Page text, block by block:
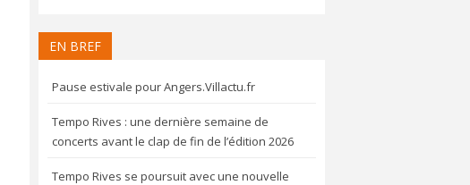
EN BREF
Pause estivale pour Angers.Villactu.fr
Tempo Rives : une dernière semaine de
concerts avant le clap de fin de l’édition 2026
Tempo Rives se poursuit avec une nouvelle